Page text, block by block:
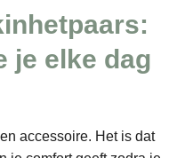
je elke dag
accessoire. Het is dat